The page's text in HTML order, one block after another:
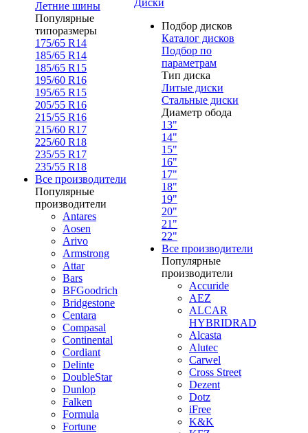
Летние шины
Популярные
типоразмеры
175/65 R14
185/65 R14
185/65 R15
195/60 R16
195/65 R15
205/55 R16
215/55 R16
215/60 R17
225/60 R18
235/55 R17
235/55 R18
Все производители
Популярные
производители
Antares
Aosen
Arivo
Armstrong
Attar
Bars
BFGoodrich
Bridgestone
Centara
Compasal
Continental
Cordiant
Delinte
DoubleStar
Dunlop
Falken
Formula
Fortune
Диски
Подбор дисков
Каталог дисков
Подбор по
параметрам
Тип диска
Литые диски
Стальные диски
Диаметр обода
13"
14"
15"
16"
17"
18"
19"
20"
21"
22"
Все производители
Популярные
производители
Accuride
AEZ
ALCAR
HYBRIDRAD
Alcasta
Alutec
Carwel
Cross Street
Dezent
Dotz
iFree
K&K